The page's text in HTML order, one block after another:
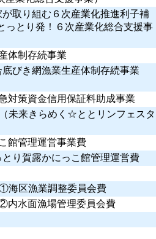
取り組む６次産業化推進利子補
っとり発！６次産業化総合支援事
体制存続事業
びき網漁業生産体制存続事業
対策資金信用保証料助成事業
未来きらめく☆ととリンフェスタ
館管理運営事業費
り賀露かにっこ館管理運営費
区漁業調整委員会費
水面漁場管理委員会費